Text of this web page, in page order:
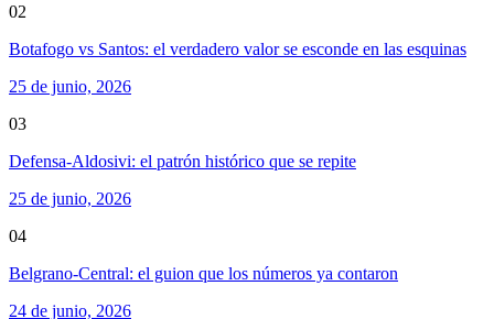
02
Botafogo vs Santos: el verdadero valor se esconde en las esquinas
25 de junio, 2026
03
Defensa-Aldosivi: el patrón histórico que se repite
25 de junio, 2026
04
Belgrano-Central: el guion que los números ya contaron
24 de junio, 2026